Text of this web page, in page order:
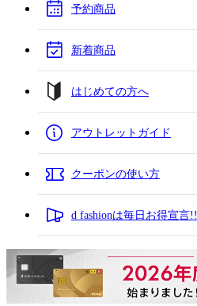
予約商品
新着商品
はじめての方へ
アウトレットガイド
クーポンの使い方
d fashionは毎日お得宣言!!